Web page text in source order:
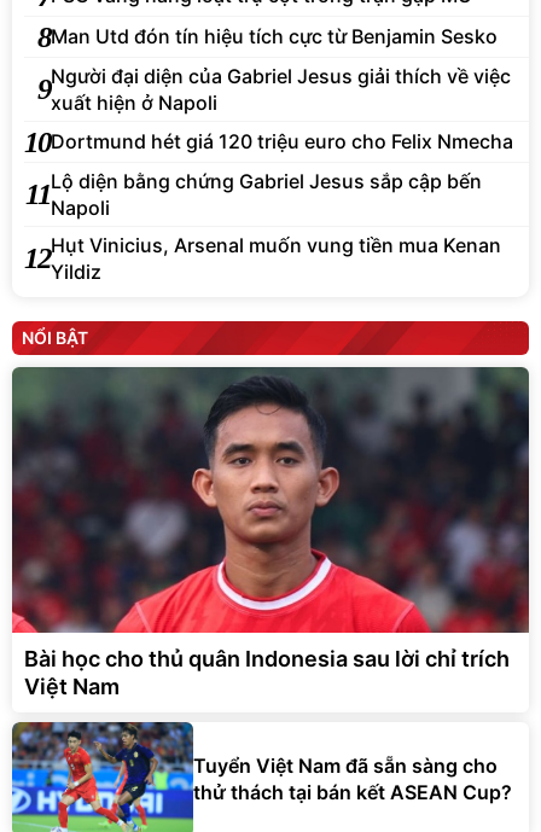
8Man Utd đón tín hiệu tích cực từ Benjamin Sesko
9Người đại diện của Gabriel Jesus giải thích về việc
xuất hiện ở Napoli
10Dortmund hét giá 120 triệu euro cho Felix Nmecha
11Lộ diện bằng chứng Gabriel Jesus sắp cập bến
Napoli
12Hụt Vinicius, Arsenal muốn vung tiền mua Kenan
Yildiz
NỔI BẬT
Bài học cho thủ quân Indonesia sau lời chỉ trích
Việt Nam
Tuyển Việt Nam đã sẵn sàng cho
thử thách tại bán kết ASEAN Cup?